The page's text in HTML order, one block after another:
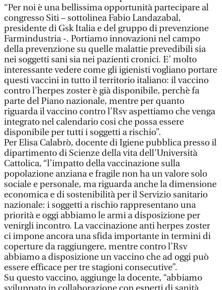
“Per noi è una bellissima opportunità partecipare al
congresso Siti – sottolinea Fabio Landazabal,
presidente di Gsk Italia e del gruppo di prevenzione
Farmindustria -. Portiamo innovazioni nel campo
della prevenzione su quelle malattie prevedibili sia
nei soggetti sani sia nei pazienti cronici. E’ molto
interessante vedere come gli igienisti vogliano portare
questi vaccini in tutto il territorio italiano: il vaccino
contro l’herpes zoster è già disponibile, perchè fa
parte del Piano nazionale, mentre per quanto
riguarda il vaccino contro l’Rsv aspettiamo che venga
integrato nel calendario cosi che possa essere
disponibile per tutti i soggetti a rischio”.
Per Elisa Calabrò, docente di Igiene pubblica presso il
dipartimento di Scienze della vita dell’Università
Cattolica, “l’impatto della vaccinazione sulla
popolazione anziana e fragile non ha un valore solo
sociale e personale, ma riguarda anche la dimensione
economica e di sostenibilità per il Servizio sanitario
nazionale: i soggetti a rischio rappresentano una
priorità e oggi abbiamo le armi a disposizione per
venirgli incontro. La vaccinazione anti herpes zoster
ci impone ancora una sfida importante in termini di
coperture da raggiungere, mentre contro l’Rsv
abbiamo a disposizione un vaccino che ad oggi può
essere efficace per tre stagioni consecutive”.
Su questo vaccino, aggiunge la docente, “abbiamo